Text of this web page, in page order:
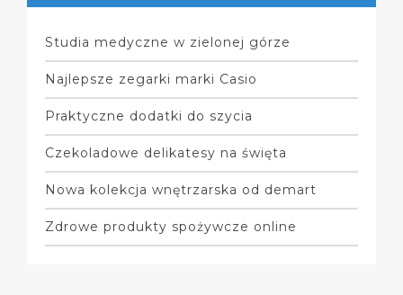
Studia medyczne w zielonej górze
Najlepsze zegarki marki Casio
Praktyczne dodatki do szycia
Czekoladowe delikatesy na święta
Nowa kolekcja wnętrzarska od demart
Zdrowe produkty spożywcze online